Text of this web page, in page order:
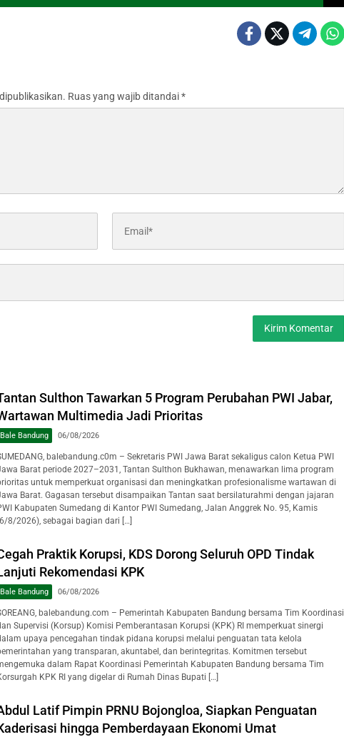
Ruas yang wajib ditandai*
Sulthon Tawarkan 5 Program Perubahan PWI Jabar,
Multimedia Jadi Prioritas
Bale Bandung 06/08/2026
balebandung.c0m – Sekretaris PWI Jawa Barat sekaligus calon Ketua PWI
Barat periode 2027–2031, Tantan Sulthon Bukhawan, menawarkan lima program
untuk memperkuat organisasi dan meningkatkan profesionalisme wartawan di
Barat. Gagasan tersebut disampaikan Tantan saat bersilaturahmi dengan jajaran
Kabupaten Sumedang di Kantor PWI Sumedang, Jalan Anggrek No. 95, Kamis
8/2026), sebagai bagian dari […]
Praktik Korupsi, KDS Dorong Seluruh OPD Tindak
Rekomendasi KPK
Bale Bandung 06/08/2026
balebandung.com – Pemerintah Kabupaten Bandung bersama Tim Koordinasi
Supervisi (Korsup) Komisi Pemberantasan Korupsi (KPK) RI memperkuat sinergi
upaya pencegahan tindak pidana korupsi melalui penguatan tata kelola
yang transparan, akuntabel, dan berintegritas. Komitmen tersebut
dalam Rapat Koordinasi Pemerintah Kabupaten Bandung bersama Tim
KPK RI yang digelar di Rumah Dinas Bupati […]
Latif Pimpin PRNU Bojongloa, Siapkan Penguatan
hingga Pemberdayaan Ekonomi Umat